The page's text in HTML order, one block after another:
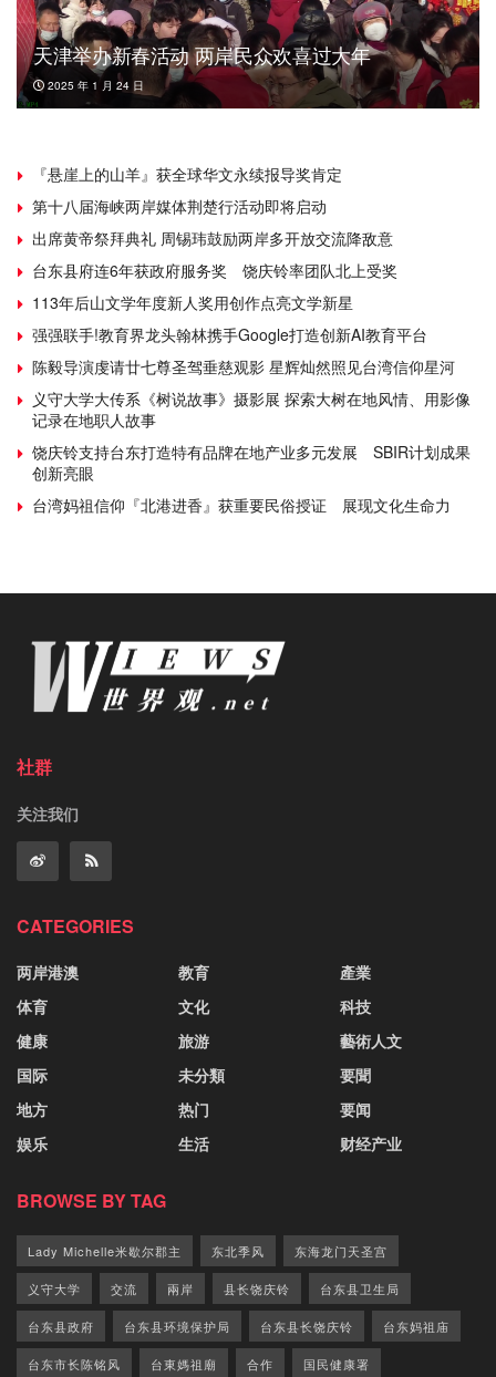
天津举办新春活动 两岸民众欢喜过大年
2025 年 1 月 24 日
『悬崖上的山羊』获全球华文永续报导奖肯定
第十八届海峡两岸媒体荆楚行活动即将启动
出席黄帝祭拜典礼 周锡玮鼓励两岸多开放交流降敌意
台东县府连6年获政府服务奖 饶庆铃率团队北上受奖
113年后山文学年度新人奖用创作点亮文学新星
强强联手!教育界龙头翰林携手Google打造创新AI教育平台
陈毅导演虔请廿七尊圣驾垂慈观影 星辉灿然照见台湾信仰星河
义守大学大传系《树说故事》摄影展 探索大树在地风情、用影像
记录在地职人故事
饶庆铃支持台东打造特有品牌在地产业多元发展 SBIR计划成果
创新亮眼
台湾妈祖信仰『北港进香』获重要民俗授证 展现文化生命力
社群
关注我们
CATEGORIES
两岸港澳
体育
健康
国际
地方
娱乐
教育
文化
旅游
未分類
热门
生活
產業
科技
藝術人文
要聞
要闻
财经产业
BROWSE BY TAG
Lady Michelle米歇尔郡主 东北季风 东海龙门天圣宫
义守大学 交流 兩岸 县长饶庆铃 台东县卫生局
台东县政府 台东县环境保护局 台东县长饶庆铃 台东妈祖庙
台东市长陈铭风 台東媽祖廟 合作 国民健康署